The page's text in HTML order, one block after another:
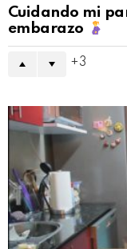
Cuidando mi
embarazo
3